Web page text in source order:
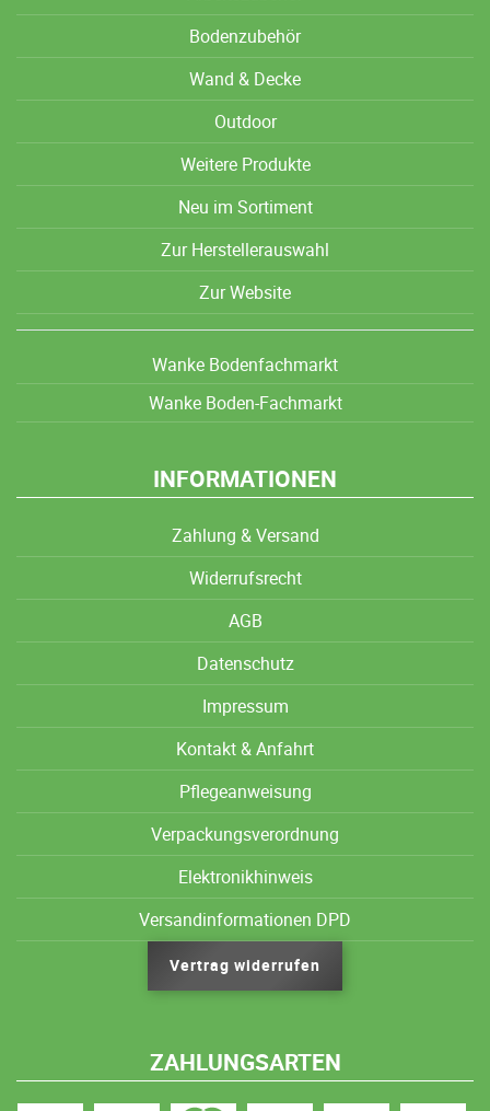
Bodenzubehör
Wand & Decke
Outdoor
Weitere Produkte
Neu im Sortiment
Zur Herstellerauswahl
Zur Website
Wanke Bodenfachmarkt
Wanke Boden-Fachmarkt
INFORMATIONEN
Zahlung & Versand
Widerrufsrecht
AGB
Datenschutz
Impressum
Kontakt & Anfahrt
Pflegeanweisung
Verpackungsverordnung
Elektronikhinweis
Versandinformationen DPD
Vertrag widerrufen
ZAHLUNGSARTEN